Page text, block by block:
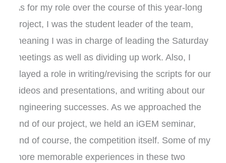
As for my role over the course of this year-long
project, I was the student leader of the team,
meaning I was in charge of leading the Saturday
meetings as well as dividing up work. Also, I
played a role in writing/revising the scripts for our
videos and presentations, and writing about our
engineering successes. As we approached the
end of our project, we held an iGEM seminar,
and of course, the competition itself. Some of my
more memorable experiences in these two